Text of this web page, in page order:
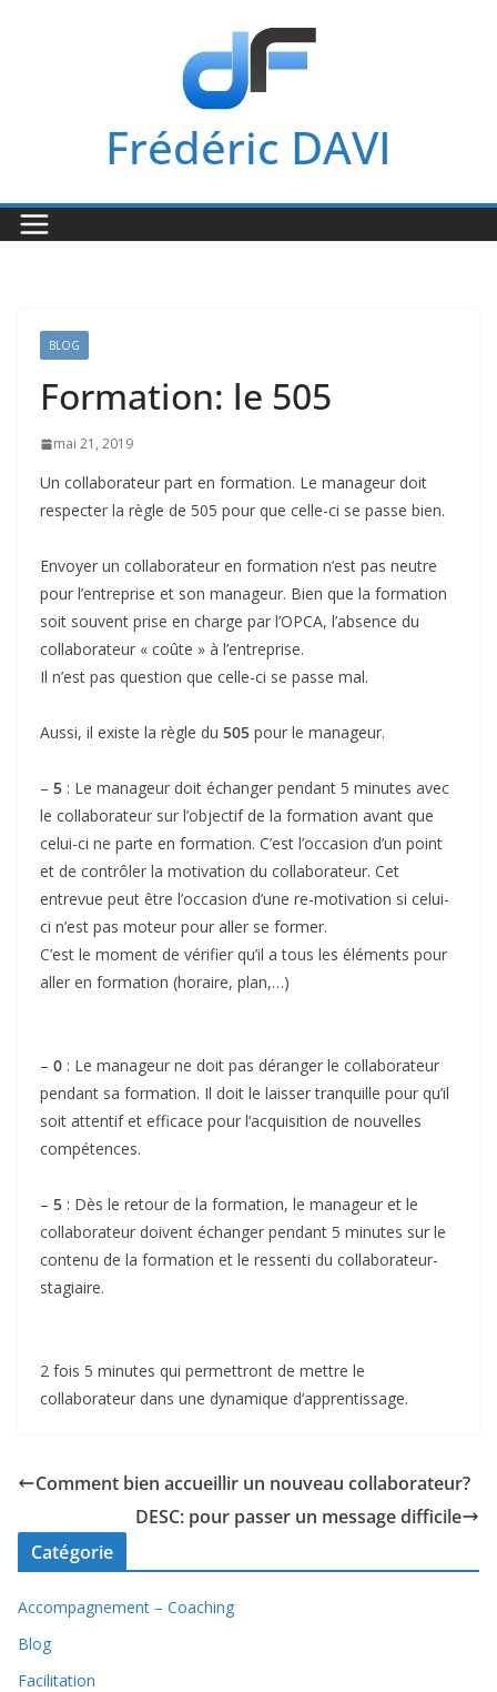
Frédéric DAVI
BLOG
Formation: le 505
mai 21, 2019
Un collaborateur part en formation. Le manageur doit
respecter la règle de 505 pour que celle-ci se passe bien.
Envoyer un collaborateur en formation n’est pas neutre
pour l’entreprise et son manageur. Bien que la formation
soit souvent prise en charge par l’OPCA, l’absence du
collaborateur « coûte » à l’entreprise.
Il n’est pas question que celle-ci se passe mal.
Aussi, il existe la règle du 505 pour le manageur.
– 5 : Le manageur doit échanger pendant 5 minutes avec
le collaborateur sur l’objectif de la formation avant que
celui-ci ne parte en formation. C’est l’occasion d’un point
et de contrôler la motivation du collaborateur. Cet
entrevue peut être l’occasion d’une re-motivation si celui-
ci n’est pas moteur pour aller se former.
C’est le moment de vérifier qu’il a tous les éléments pour
aller en formation (horaire, plan,…)
– 0 : Le manageur ne doit pas déranger le collaborateur
pendant sa formation. Il doit le laisser tranquille pour qu’il
soit attentif et efficace pour l’acquisition de nouvelles
compétences.
– 5 : Dès le retour de la formation, le manageur et le
collaborateur doivent échanger pendant 5 minutes sur le
contenu de la formation et le ressenti du collaborateur-
stagiaire.
2 fois 5 minutes qui permettront de mettre le
collaborateur dans une dynamique d’apprentissage.
Comment bien accueillir un nouveau collaborateur?
DESC: pour passer un message difficile
Catégorie
Accompagnement – Coaching
Blog
Facilitation